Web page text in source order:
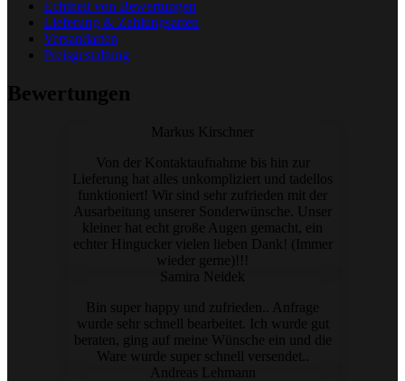
Echtheit von Bewertungen
Lieferung & Zahlungsarten
Versandarten
Preisgestaltung
Bewertungen
Markus Kirschner
Von der Kontaktaufnahme bis hin zur
Lieferung hat alles unkompliziert und tadellos
funktioniert! Wir sind sehr zufrieden mit der
Ausarbeitung unserer Sonderwünsche. Unser
kleiner hat echt große Augen gemacht, ein
echter Hingucker vielen lieben Dank! (Immer
wieder gerne)!!!
Samira Neidek
Bin super happy und zufrieden.. Anfrage
wurde sehr schnell bearbeitet. Ich wurde gut
beraten, ging auf meine Wünsche ein und die
Ware wurde super schnell versendet..
Andreas Lehmann